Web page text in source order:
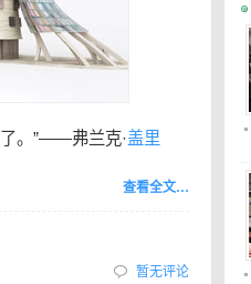
。”——弗兰克·盖里
查看全文…
暂无评论